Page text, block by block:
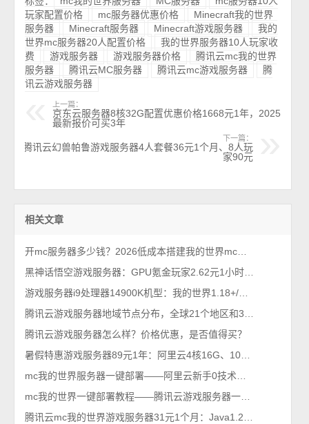
玩家配置价格
mc服务器优惠价格
Minecraft我的世界
服务器
Minecraft服务器 Minecraft游戏服务器
我的
世界mc服务器20人配置价格
我的世界服务器10人玩家收
费
游戏服务器 游戏服务器价格
腾讯云mc我的世界
服务器
腾讯云MC服务器 腾讯云mc游戏服务器
腾
讯云游戏服务器
上一篇：
京东云服务器8核32G配置优惠价格1668元1年，2025
最新报价可买3年
下一篇：
腾讯云幻兽帕鲁游戏服务器4人套餐36元1个月、8人玩
家90元
相关文章
开mc服务器多少钱？2026低成本搭建我的世界mc服务器方法
黑神话悟空游戏服务器：GPU氪金玩家2.62元1小时，RTX40卡24GB显存
游戏服务器i9处理器14900K机型：我的世界1.18+/模组/基岩/群组等高消耗场景
腾讯云游戏服务器地域节点分布，全球21个地区和3200多加速节点
腾讯云游戏服务器怎么样？价格优惠，是否值得买？
暑假特惠游戏服务器89元1年：阿里云4核16G、10M带宽、100G系统盘
mc我的世界服务器一键部署——阿里云新手0技术开服教程
mc我的世界一键部署教程——腾讯云游戏服务器一键开服教程
腾讯云mc我的世界游戏服务器31元1个月：Java1.21.4版(Forge54.0.18)